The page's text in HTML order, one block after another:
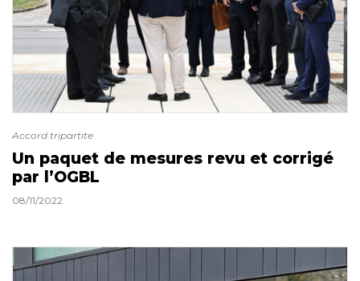
Accord tripartite
Un paquet de mesures revu et corrigé
par l’OGBL
08/11/2022